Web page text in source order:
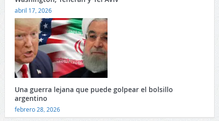
abril 17, 2026
Una guerra lejana que puede golpear el bolsillo
argentino
febrero 28, 2026